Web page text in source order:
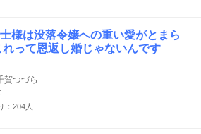
様は没落令嬢への重い愛がとまら
れって恩返し婚じゃないんです
賀つづら
：204人